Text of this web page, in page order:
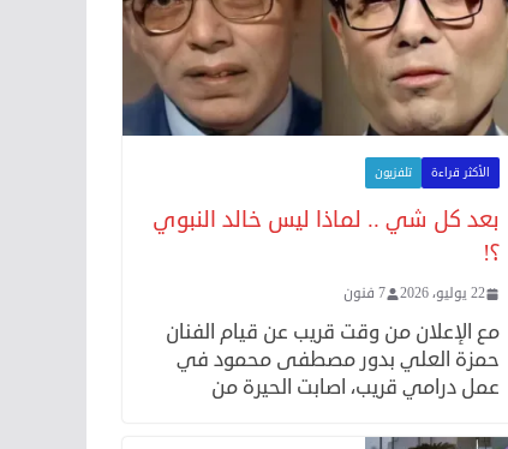
الأكثر قراءة تلفزيون
بعد كل شي .. لماذا ليس خالد النبوي
؟!
22 يوليو، 2026 7 فنون
مع الإعلان من وقت قريب عن قيام الفنان
حمزة العلي بدور مصطفى محمود في
عمل درامي قريب، اصابت الحيرة من